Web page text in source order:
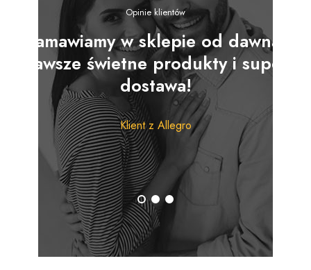
Opinie klientów
Zamawiamy w sklepie od dawna!
Zawsze świetne produkty i super
dostawa!
Klient z Allegro
Sprawdź naszą ofertę i wybierz najlepsze akcesoria do
sprzątania!